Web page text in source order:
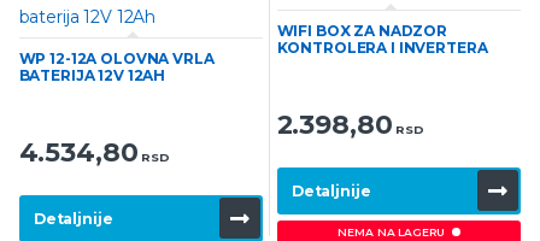
WP 12-12A OLOVNA VRLA
BATERIJA 12V 12AH
4.534,80 RSD
Detaljnije
WIFI BOX ZA NADZOR
KONTROLERA I INVERTERA
2.398,80 RSD
Detaljnije
NEMA NA LAGERU